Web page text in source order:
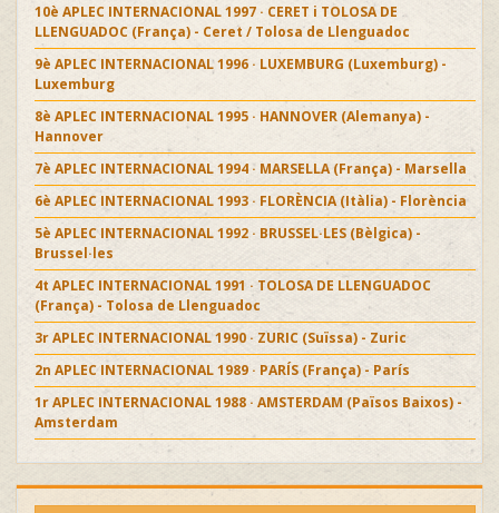
10è APLEC INTERNACIONAL 1997 · CERET i TOLOSA DE
LLENGUADOC (França) - Ceret / Tolosa de Llenguadoc
9è APLEC INTERNACIONAL 1996 · LUXEMBURG (Luxemburg) -
Luxemburg
8è APLEC INTERNACIONAL 1995 · HANNOVER (Alemanya) -
Hannover
7è APLEC INTERNACIONAL 1994 · MARSELLA (França) - Marsella
6è APLEC INTERNACIONAL 1993 · FLORÈNCIA (Itàlia) - Florència
5è APLEC INTERNACIONAL 1992 · BRUSSEL·LES (Bèlgica) -
Brussel·les
4t APLEC INTERNACIONAL 1991 · TOLOSA DE LLENGUADOC
(França) - Tolosa de Llenguadoc
3r APLEC INTERNACIONAL 1990 · ZURIC (Suïssa) - Zuric
2n APLEC INTERNACIONAL 1989 · PARÍS (França) - París
1r APLEC INTERNACIONAL 1988 · AMSTERDAM (Països Baixos) -
Amsterdam